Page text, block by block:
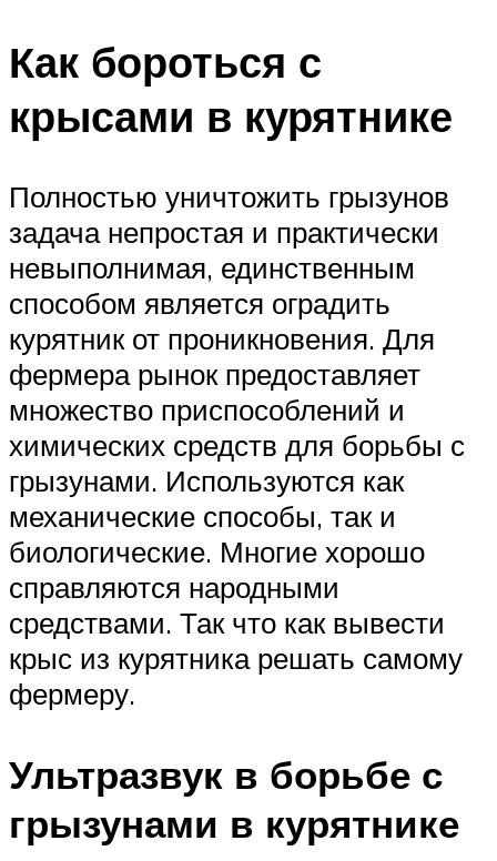
Как бороться с
крысами в курятнике
Полностью уничтожить грызунов
задача непростая и практически
невыполнимая, единственным
способом является оградить
курятник от проникновения. Для
фермера рынок предоставляет
множество приспособлений и
химических средств для борьбы с
грызунами. Используются как
механические способы, так и
биологические. Многие хорошо
справляются народными
средствами. Так что как вывести
крыс из курятника решать самому
фермеру.
Ультразвук в борьбе с
грызунами в курятнике